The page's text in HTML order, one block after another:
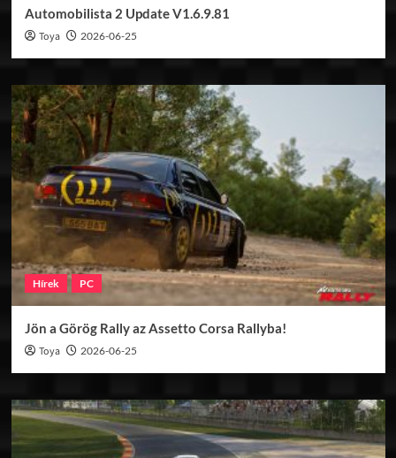
Automobilista 2 Update V1.6.9.81
Toya 2026-06-25
Hírek PC
Jön a Görög Rally az Assetto Corsa Rallyba!
Toya 2026-06-25